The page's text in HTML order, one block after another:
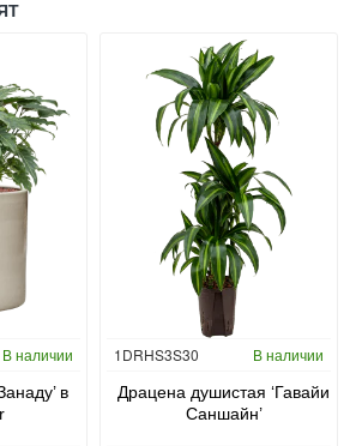
В наличии
в
Гидропоника
1DRHS3S30 В наличии
Драцена душистая ‘Гавайи
Саншайн’